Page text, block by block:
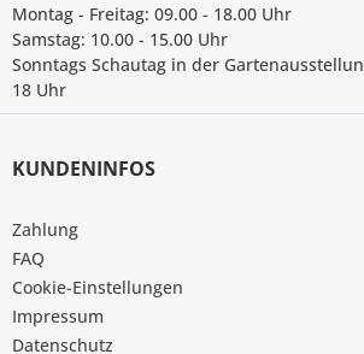
Montag - Freitag: 09.00 - 18.00 Uhr
Samstag: 10.00 - 15.00 Uhr
Sonntags Schautag in der
18 Uhr
KUNDENINFOS
Zahlung
FAQ
Cookie-Einstellungen
Impressum
Datenschutz